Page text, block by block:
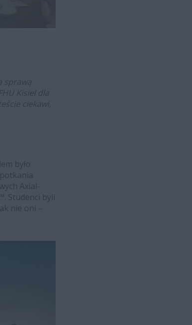
sprawą
Kisiel dla
ciekawi,
było
Axial-
Studenci byli
nie oni –